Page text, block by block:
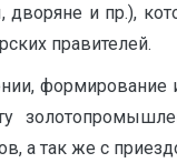
и пр.),
правителей.
а так же с